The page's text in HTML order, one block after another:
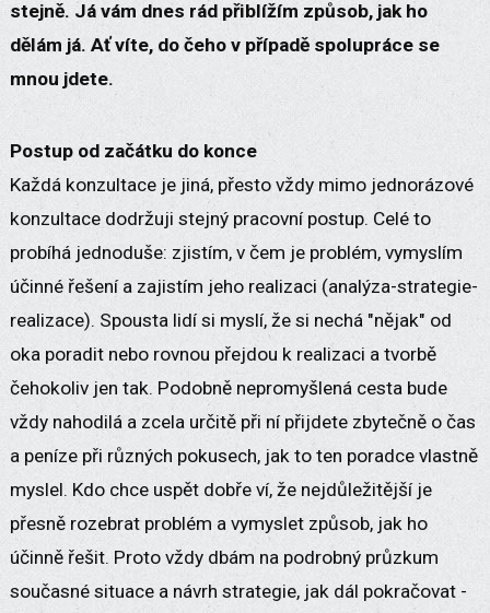
stejně. Já vám dnes rád přiblížím způsob, jak ho
dělám já. Ať víte, do čeho v případě spolupráce se
mnou jdete.
Postup od začátku do konce
Každá konzultace je jiná, přesto vždy mimo jednorázové
konzultace dodržuji stejný pracovní postup. Celé to
probíhá jednoduše: zjistím, v čem je problém, vymyslím
účinné řešení a zajistím jeho realizaci (analýza-strategie-
realizace). Spousta lidí si myslí, že si nechá "nějak" od
oka poradit nebo rovnou přejdou k realizaci a tvorbě
čehokoliv jen tak. Podobně nepromyšlená cesta bude
vždy nahodilá a zcela určitě při ní přijdete zbytečně o čas
a peníze při různých pokusech, jak to ten poradce vlastně
myslel. Kdo chce uspět dobře ví, že nejdůležitější je
přesně rozebrat problém a vymyslet způsob, jak ho
účinně řešit. Proto vždy dbám na podrobný průzkum
současné situace a návrh strategie, jak dál pokračovat -